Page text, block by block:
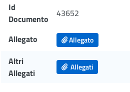
Id
Documento
43652
Allegato Allegato
Altri
Allegati
Allegati